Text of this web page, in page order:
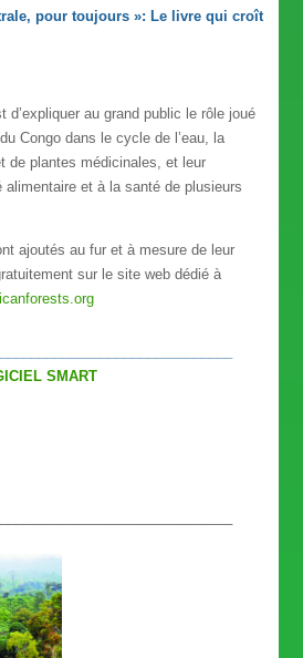
pour toujours »: Le livre qui croît
d’expliquer au grand public le rôle joué
Congo dans le cycle de l’eau, la
de plantes médicinales, et leur
et à la santé de plusieurs
ajoutés au fur et à mesure de leur
sur le site web dédié à
SMART